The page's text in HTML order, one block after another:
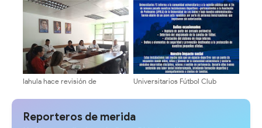
Quintero
sumida entre oscuridad y
huecos
Iahula hace revisión de
para el 2027
Universitarios Fútbol Club
instalaciones deportivas
Reporteros de merida